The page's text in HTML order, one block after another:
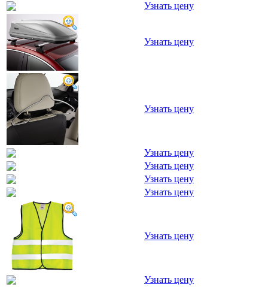
Узнать цену
Узнать цену
Узнать цену
Узнать цену
Узнать цену
Узнать цену
Узнать цену
Узнать цену
Узнать цену